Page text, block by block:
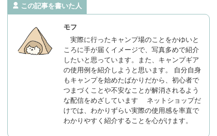
この記事を書いた人
モフ
実際に行ったキャンプ場のことをかゆいと
ころに手が届くイメージで、写真多めで紹介
したいと思っています。また、キャンプギア
の使用例を紹介しようと思います。 自分自身
もキャンプを始めたばかりだから、初心者で
つまづくことや不安なことが解消されるよう
な配信をめざしています ネットショップだ
けでは、わかりずらい実際の使用感を率直で
わかりやすく紹介することを心がけます。